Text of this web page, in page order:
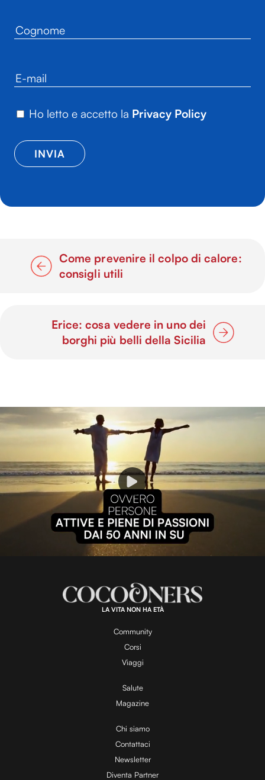
Ho letto e accetto la Privacy Policy
Come prevenire il colpo di calore:
consigli utili
Erice: cosa vedere in uno dei
borghi più belli della Sicilia
P
l
a
y
V
i
d
L
o
:
1
0
0
.
0
LA VITA NON HA ETÀ
Community
Corsi
Viaggi
Salute
Magazine
Chi siamo
Contattaci
Newsletter
Diventa Partner